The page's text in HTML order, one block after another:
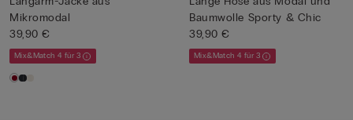
Mikromodal
39,90 €
Mix&Match 4 für 3
Baumwolle Sporty & Chic
39,90 €
Mix&Match 4 für 3